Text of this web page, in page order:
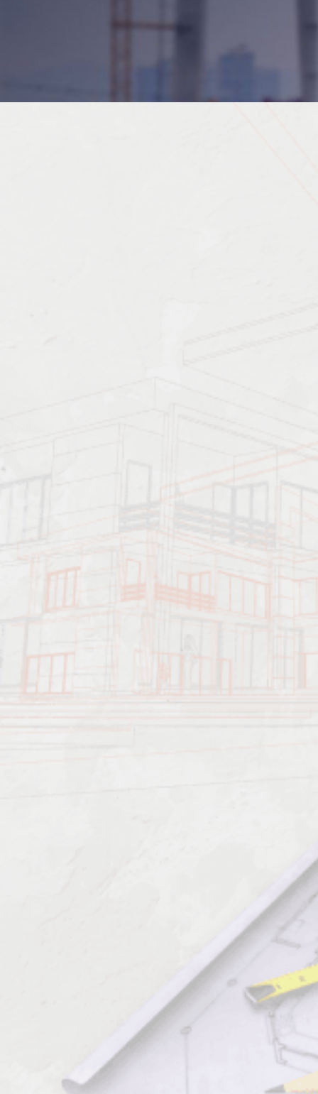
образования, дидактические и интерактивные методики
обучения обеспечивают достижение эффективного результата.
Перечень услуг, которые предоставляет образовательный
центр:
другое. Во время обучения специалист или рабочий получает
приобретает новый опыт.
Многопрофильность обучения обеспечивает возможность
специалистов, рабочих, топ менеджеров оперативно, по
доступной цене, повышать компетентность субъектов,
Профессиональное обучение проходит дистанционно.
Каждый учащийся получает доступ к онлайн аккаунту, где
всегда доступны результаты подготовки.
Все выдаваемые документы соответствуют установленным
государственным образцам РФ.
Они котируются на территории государства, используются для